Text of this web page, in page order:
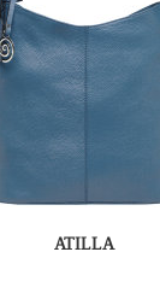
ATILLA